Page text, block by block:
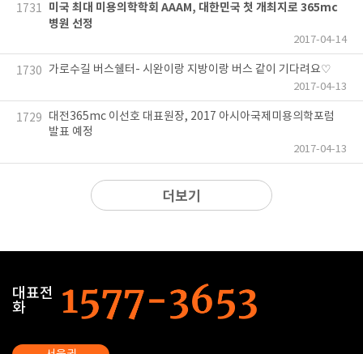
1731
미국 최대 미용의학학회 AAAM, 대한민국 첫 개최지로 365mc
병원 선정
2017-04-14
1730 가로수길 버스쉘터- 시완이랑 지방이랑 버스 같이 기다려요♡
2017-04-13
1729
대전365mc 이선호 대표원장, 2017 아시아국제미용의학포럼
발표 예정
2017-04-13
더보기
대표전
화